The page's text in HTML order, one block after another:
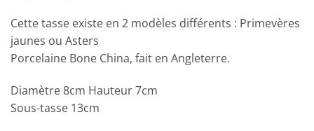
Cette tasse existe en 2 modèles différents : Primevères
jaunes ou Asters
Porcelaine Bone China, fait en Angleterre.
Diamètre 8cm Hauteur 7cm
Sous-tasse 13cm